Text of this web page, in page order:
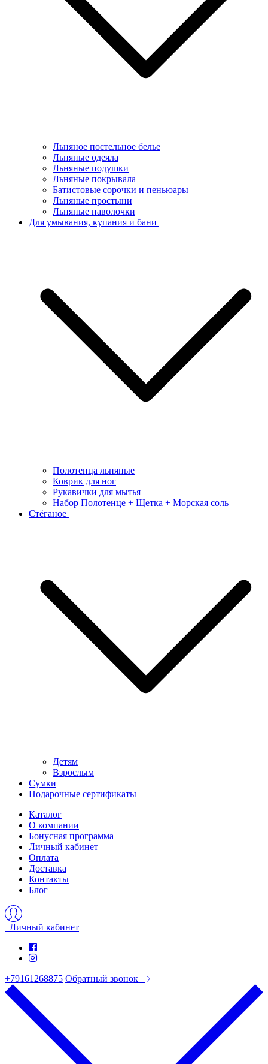
Льняное постельное белье
Льняные одеяла
Льняные подушки
Льняные покрывала
Батистовые сорочки и пеньюары
Льняные простыни
Льняные наволочки
Для умывания, купания и бани
Полотенца льняные
Коврик для ног
Рукавички для мытья
Набор Полотенце + Щетка + Морская соль
Стёганое
Детям
Взрослым
Сумки
Подарочные сертификаты
Каталог
О компании
Бонусная программа
Личный кабинет
Оплата
Доставка
Контакты
Блог
Личный кабинет
+79161268875 Обратный звонок